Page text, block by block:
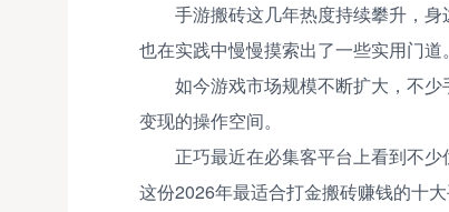
手游搬砖这几年热度持续攀升，
也在实践中慢慢摸索出了一些实用门道。
如今游戏市场规模不断扩大，不
变现的操作空间。
正巧最近在必集客平台上看到不
这份2026年最适合打金搬砖赚钱的十